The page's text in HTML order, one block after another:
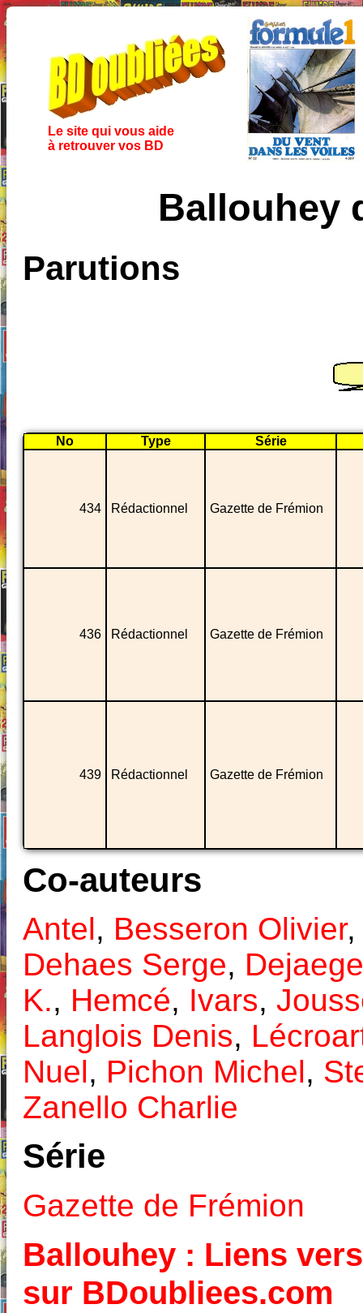
Le site qui vous aide
à retrouver vos BD
Ballouhey
Parutions
No Type Série
434 Rédactionnel Gazette de Frémion
436 Rédactionnel Gazette de Frémion
439 Rédactionnel Gazette de Frémion
Co-auteurs
Antel, Besseron Olivier
Dehaes Serge,
K., Hemcé, Ivars,
Langlois Denis,
Nuel, Pichon Michel,
Zanello Charlie
Série
Gazette de Frémion
Ballouhey : Liens
sur BDoubliees.com